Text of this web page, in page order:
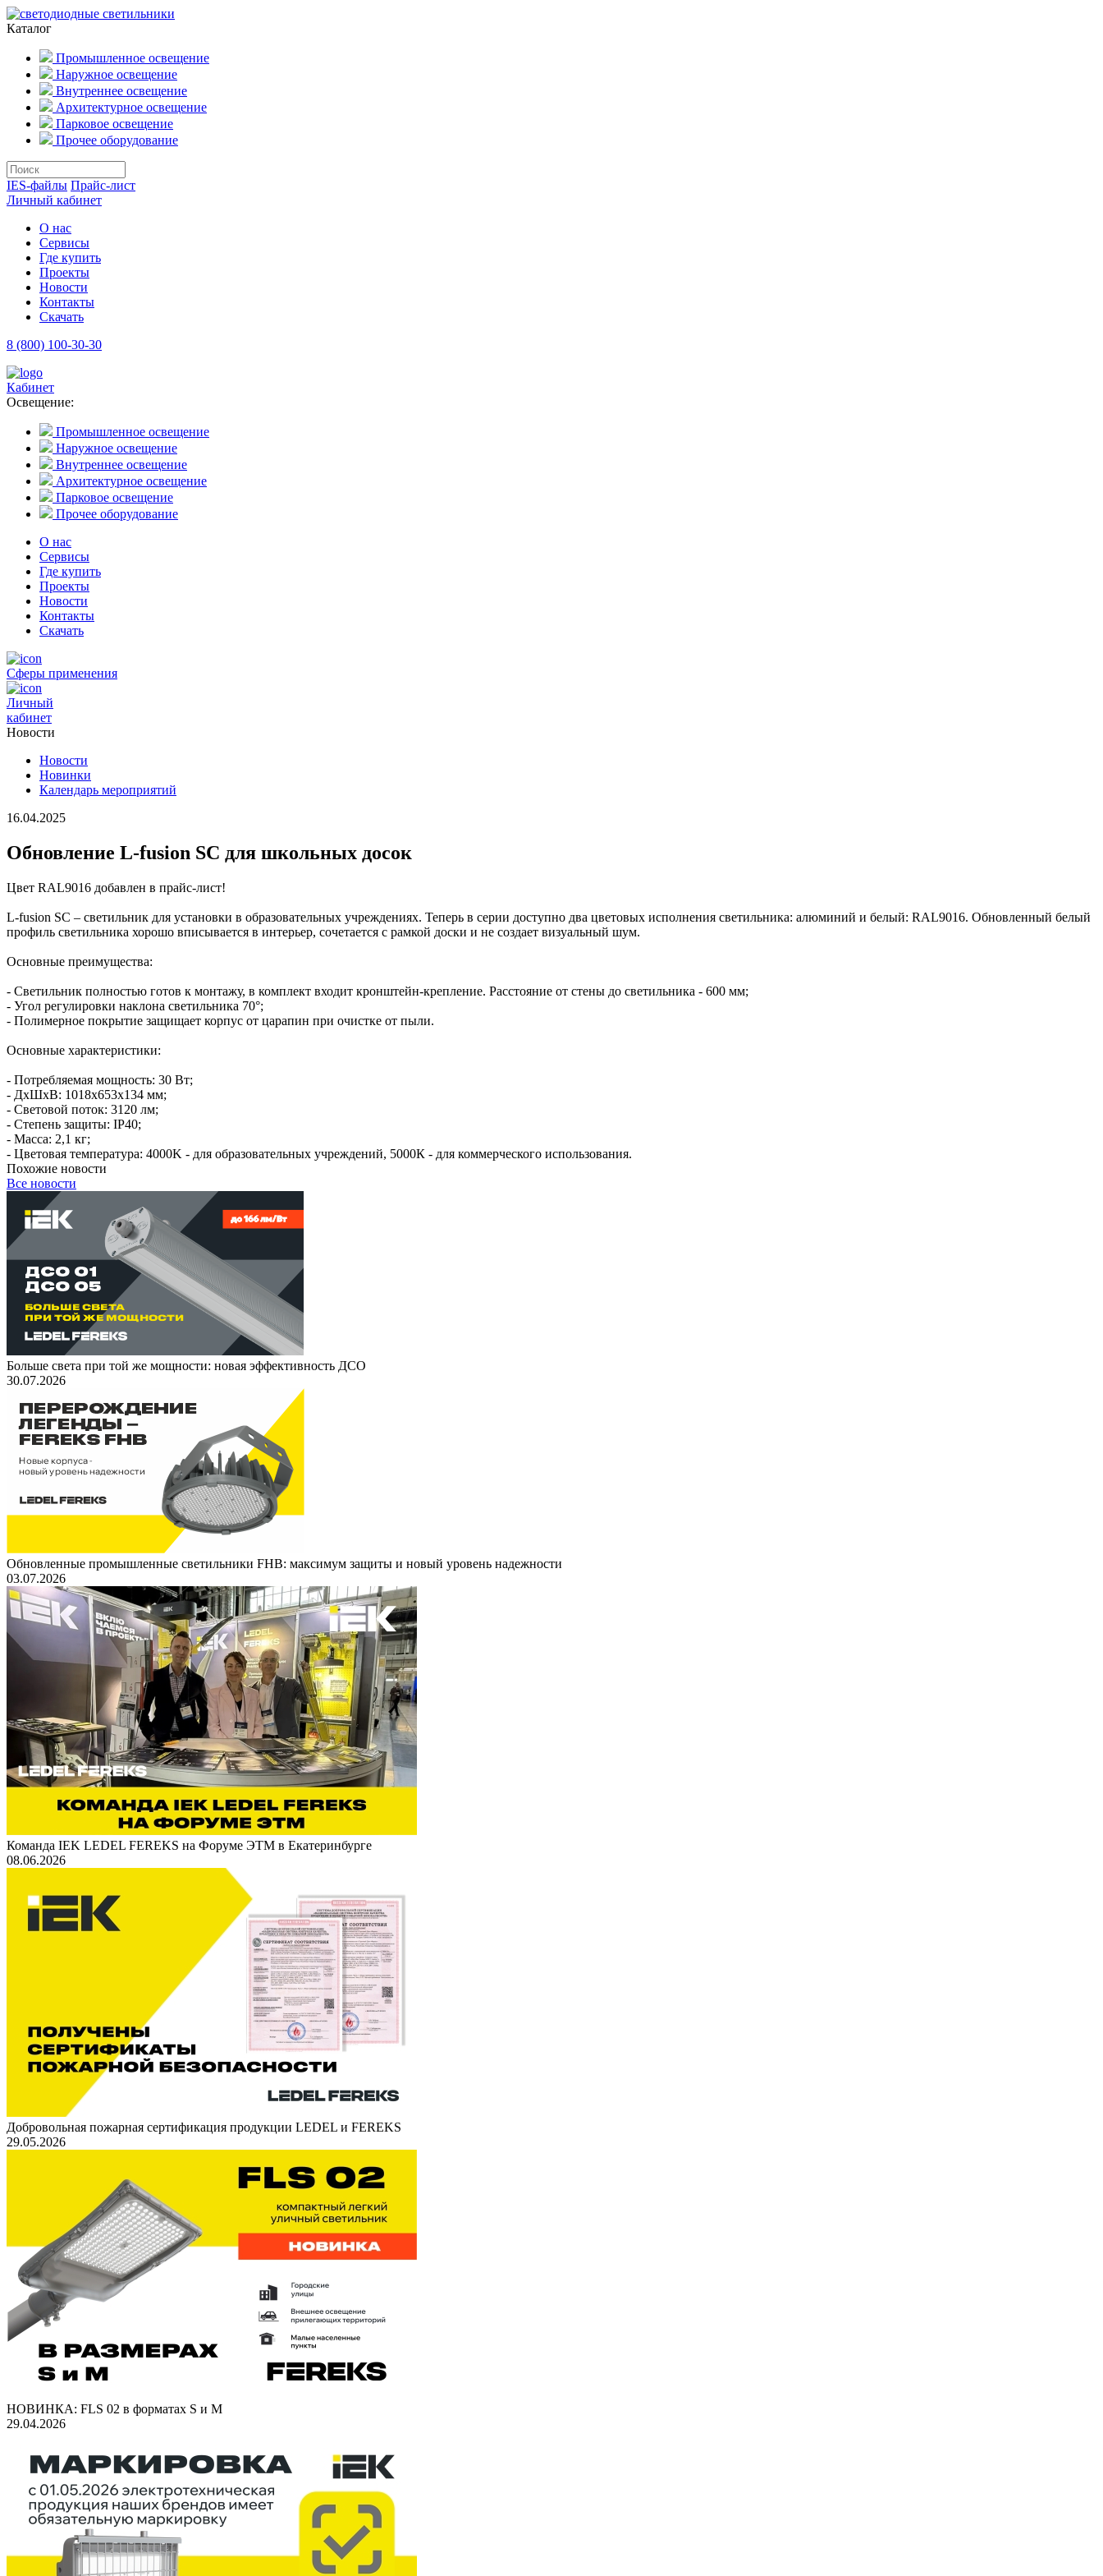
Каталог
Промышленное освещение
Наружное освещение
Внутреннее освещение
Архитектурное освещение
Парковое освещение
Прочее оборудование
IES-файлы Прайс-лист
Личный кабинет
О нас
Сервисы
Где купить
Проекты
Новости
Контакты
Скачать
8 (800) 100-30-30
Кабинет
Освещение:
Промышленное освещение
Наружное освещение
Внутреннее освещение
Архитектурное освещение
Парковое освещение
Прочее оборудование
О нас
Сервисы
Где купить
Проекты
Новости
Контакты
Скачать
Сферы применения
Личный
кабинет
Новости
Новости
Новинки
Календарь мероприятий
16.04.2025
Обновление L-fusion SC для школьных досок
Цвет RAL9016 добавлен в прайс-лист!
L-fusion SC – светильник для установки в образовательных учреждениях. Теперь в серии доступно два цветовых исполнения светильника: алюминий и белый: RAL9016. Обновленный белый
профиль светильника хорошо вписывается в интерьер, сочетается с рамкой доски и не создает визуальный шум.
Основные преимущества:
- Светильник полностью готов к монтажу, в комплект входит кронштейн-крепление. Расстояние от стены до светильника - 600 мм;
- Угол регулировки наклона светильника 70°;
- Полимерное покрытие защищает корпус от царапин при очистке от пыли.
Основные характеристики:
- Потребляемая мощность: 30 Вт;
- ДхШхВ: 1018х653х134 мм;
- Световой поток: 3120 лм;
- Степень защиты: IP40;
- Масса: 2,1 кг;
- Цветовая температура: 4000K - для образовательных учреждений, 5000К - для коммерческого использования.
Похожие новости
Все новости
Больше света при той же мощности: новая эффективность ДСО
30.07.2026
Обновленные промышленные светильники FHB: максимум защиты и новый уровень надежности
03.07.2026
Команда IEK LEDEL FEREKS на Форуме ЭТМ в Екатеринбурге
08.06.2026
Добровольная пожарная сертификация продукции LEDEL и FEREKS
29.05.2026
НОВИНКА: FLS 02 в форматах S и M
29.04.2026